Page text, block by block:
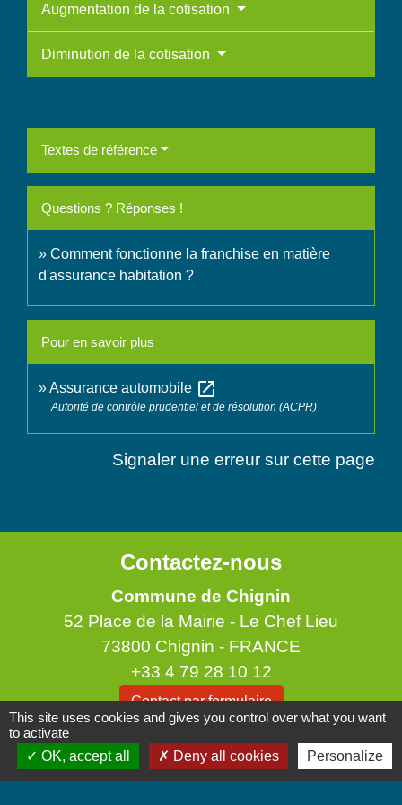
Augmentation de la cotisation
Diminution de la cotisation
Textes de référence
Questions ? Réponses !
Comment fonctionne la franchise en matière
d'assurance habitation ?
Pour en savoir plus
Assurance automobile open_in_new
Autorité de contrôle prudentiel et de résolution (ACPR)
Signaler une erreur sur cette page
Contactez-nous
Commune de Chignin
52 Place de la Mairie - Le Chef Lieu
73800 Chignin - FRANCE
+33 4 79 28 10 12
Contact par formulaire
Accueil du public
Lundi et Jeudi de 16h à 19h.
This site uses cookies and gives you control over what you want
to activate
OK, accept all
Deny all cookies Personalize